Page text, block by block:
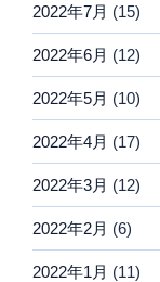
2022年7月 (15)
2022年6月 (12)
2022年5月 (10)
2022年4月 (17)
2022年3月 (12)
2022年2月 (6)
2022年1月 (11)